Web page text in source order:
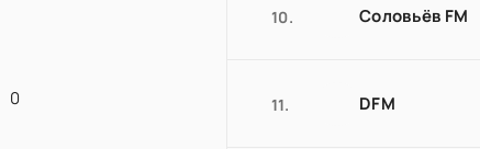
0
10. Соловьёв FM
11. DFM